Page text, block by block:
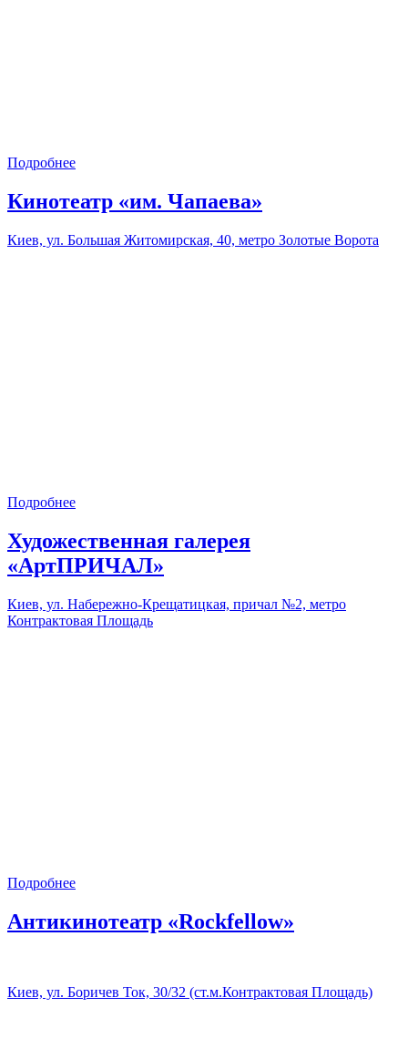
Подробнее
Кинотеатр «им. Чапаева»
Киев, ул. Большая Житомирская, 40, метро Золотые Ворота
Подробнее
Художественная галерея
«АртПРИЧАЛ»
Киев, ул. Набережно-Крещатицкая, причал №2, метро
Контрактовая Площадь
Подробнее
Антикинотеатр «Rockfellow»
Киев, ул. Боричев Ток, 30/32 (ст.м.Контрактовая Площадь)